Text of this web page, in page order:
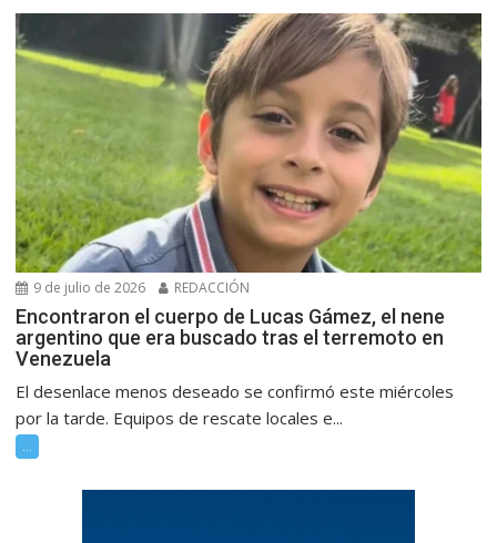
9 de julio de 2026 REDACCIÓN
Encontraron el cuerpo de Lucas Gámez, el nene
argentino que era buscado tras el terremoto en
Venezuela
El desenlace menos deseado se confirmó este miércoles
por la tarde. Equipos de rescate locales e...
...